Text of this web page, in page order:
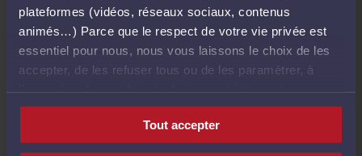
plateformes (vidéos, réseaux sociaux, contenus
animés…) Parce que le respect de votre vie privée est
essentiel pour nous, nous vous laissons le choix de les
accepter, de les refuser tous ou de les paramétrer, à
nécessaires au fonctionnement du site.
Tout accepter
Sceau de l'acte d'avocat